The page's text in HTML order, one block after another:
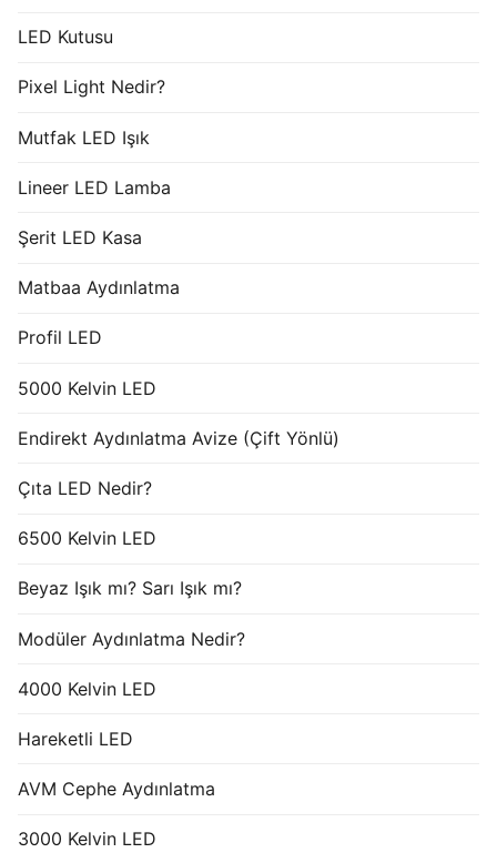
LED Kutusu
Pixel Light Nedir?
Mutfak LED Işık
Lineer LED Lamba
Şerit LED Kasa
Matbaa Aydınlatma
Profil LED
5000 Kelvin LED
Endirekt Aydınlatma Avize (Çift Yönlü)
Çıta LED Nedir?
6500 Kelvin LED
Beyaz Işık mı? Sarı Işık mı?
Modüler Aydınlatma Nedir?
4000 Kelvin LED
Hareketli LED
AVM Cephe Aydınlatma
3000 Kelvin LED